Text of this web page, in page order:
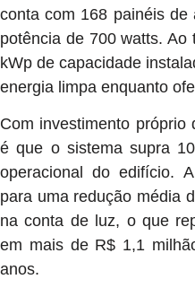
conta com 168 painéis de
potência de 700 watts.
kWp de capacidade
energia limpa enquanto
Com investimento
é que o sistema supra
operacional do edifício.
para uma redução média
na conta de luz, o que
em mais de R$ 1,1
anos.